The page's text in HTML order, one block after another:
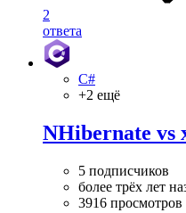
2
ответа
C#
+2 ещё
NHibernate vs
5 подписчиков
более трёх лет
3916 просмотров